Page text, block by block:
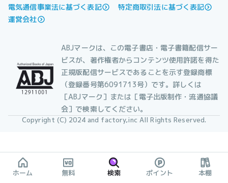
電気通信事業法に基づく表記
特定商取引法に基づく表記
運営会社
ABJマークは、この電子書店・電子書籍配信サー
ビスが、著作権者からコンテンツ使用許諾を得た
正規版配信サービスであることを示す登録商標
（登録番号第6091713号）です。詳しくは
［ABJマーク］または［電子出版制作・流通協議
会］で検索してください。
Copyright (C) 2024 and factory,inc All Rights Reserved.
ホーム 無料 検索 ポイント 本棚